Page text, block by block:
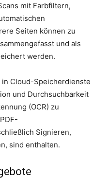
mit Farbfiltern,
Seiten können zu
und als
werden.
in Cloud-Speicherdienste
und Durchsuchbarkeit
(OCR) zu
Signieren,
sind enthalten.